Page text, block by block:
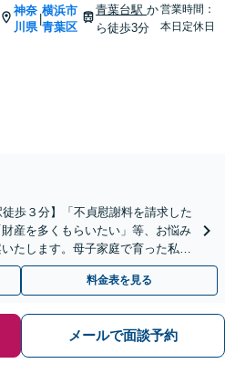
神奈
川県
横浜市
青葉区
青葉台駅か
ら徒歩3分
営業時間：
本日定休日
歩３分】「不貞慰謝料を請求した
産を多くもらいたい」等、お悩み
たします。母子家庭で育った私だ
・土日相談可】
料金表を見る
メールで面談予約